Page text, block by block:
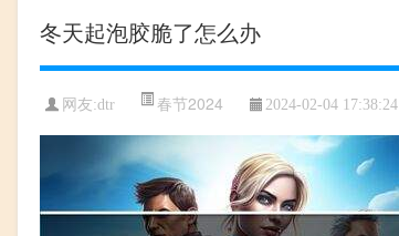
冬天起泡胶脆了怎么办
网友:dtr 春节2024 2024-02-04 17:38:24